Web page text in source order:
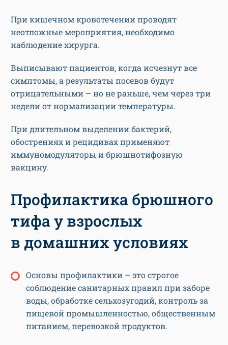
При кишечном кровотечении проводят
неотложные мероприятия, необходимо
наблюдение хирурга.
Выписывают пациентов, когда исчезнут все
симптомы, а результаты посевов будут
отрицательными – но не раньше, чем через три
недели от нормализации температуры.
При длительном выделении бактерий,
обострениях и рецидивах применяют
иммуномодуляторы и брюшнотифозную
вакцину.
Профилактика брюшного
тифа у взрослых
в домашних условиях
Основы профилактики – это строгое
соблюдение санитарных правил при заборе
воды, обработке сельхозугодий, контроль за
пищевой промышленностью, общественным
питанием, перевозкой продуктов.